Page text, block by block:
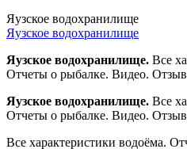
Яузское водохранилище
Яузское водохранилище
Яузское водохранилище. Все
Отчеты о рыбалке. Видео.
Яузское водохранилище. Все
Отчеты о рыбалке. Видео.
Все характеристики водоёма.